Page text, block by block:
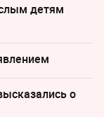
детям
о